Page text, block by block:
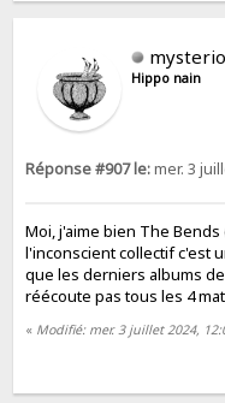
Hippo nain
Réponse #907 le:mer. 3
Moi, j'aime bien The
l'inconscient collectif c'est
que les derniers albums
réécoute pas tous les 4
« Modifié: mer. 3 juillet 2024,